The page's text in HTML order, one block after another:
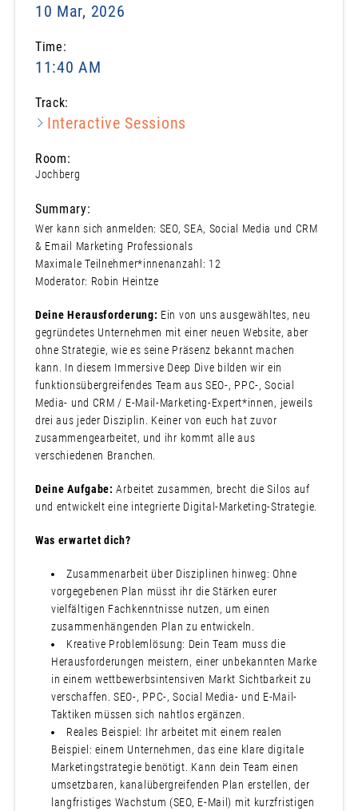
10 Mar, 2026
Time:
11:40 AM
Track:
Interactive Sessions
Room:
Jochberg
Summary:
Wer kann sich anmelden: SEO, SEA, Social Media und CRM
& Email Marketing Professionals
Maximale Teilnehmer*innenanzahl: 12
Moderator: Robin Heintze
Deine Herausforderung: Ein von uns ausgewähltes, neu
gegründetes Unternehmen mit einer neuen Website, aber
ohne Strategie, wie es seine Präsenz bekannt machen
kann. In diesem Immersive Deep Dive bilden wir ein
funktionsübergreifendes Team aus SEO-, PPC-, Social
Media- und CRM / E-Mail-Marketing-Expert*innen, jeweils
drei aus jeder Disziplin. Keiner von euch hat zuvor
zusammengearbeitet, und ihr kommt alle aus
verschiedenen Branchen.
Deine Aufgabe:Arbeitet zusammen, brecht die Silos auf
und entwickelt eine integrierte Digital-Marketing-Strategie.
Was erwartet dich?
Zusammenarbeit über Disziplinen hinweg: Ohne
vorgegebenen Plan müsst ihr die Stärken eurer
vielfältigen Fachkenntnisse nutzen, um einen
zusammenhängenden Plan zu entwickeln.
Kreative Problemlösung: Dein Team muss die
Herausforderungen meistern, einer unbekannten Marke
in einem wettbewerbsintensiven Markt Sichtbarkeit zu
verschaffen. SEO-, PPC-, Social Media- und E-Mail-
Taktiken müssen sich nahtlos ergänzen.
Reales Beispiel: Ihr arbeitet mit einem realen
Beispiel: einem Unternehmen, das eine klare digitale
Marketingstrategie benötigt. Kann dein Team einen
umsetzbaren, kanalübergreifenden Plan erstellen, der
langfristiges Wachstum (SEO, E-Mail) mit kurzfristigen